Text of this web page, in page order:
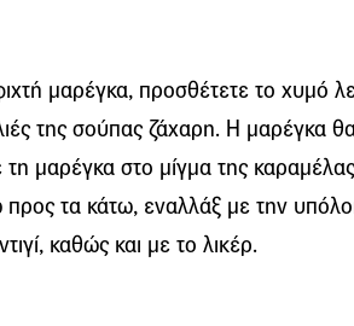
μαρέγκα, προσθέτετε το χυμό
της σούπας ζάχαρη. Η μαρέγκα θα
μαρέγκα στο μίγμα της
προς τα κάτω, εναλλάξ με την
καθώς και με το λικέρ.